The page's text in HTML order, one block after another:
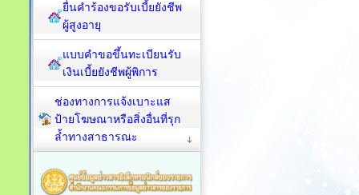
ยื่นคำร้องขอรับเบี้ยยังชีพ
ผู้สูงอายุ
แบบคำขอขึ้นทะเบียนรับ
เงินเบี้ยยังชีพผู้พิการ
ช่องทางการแจ้งเบาะแส
ป้ายโฆษณาหรือสิ่งอื่นที่รุก
ล้ำทางสาธารณะ